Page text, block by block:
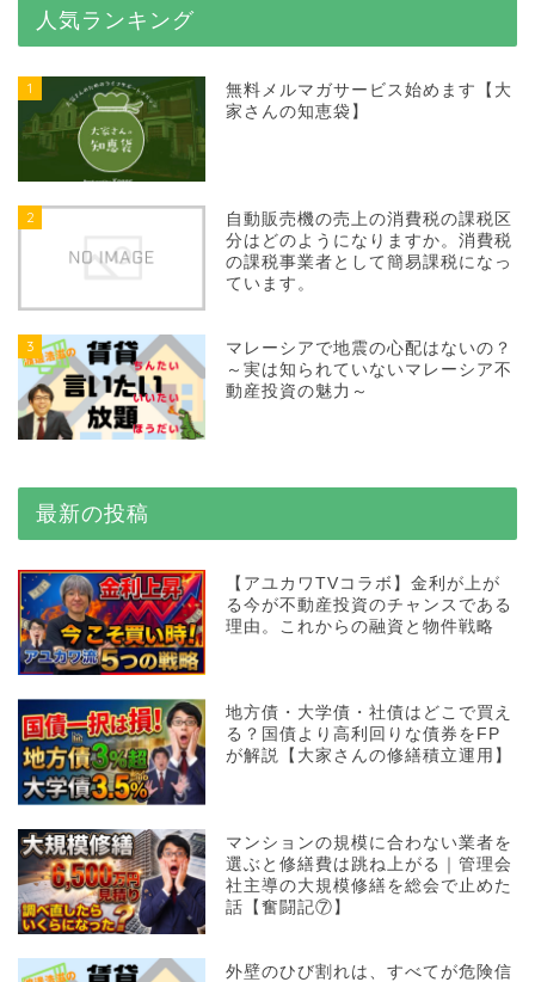
人気ランキング
1
無料メルマガサービス始めます【大
家さんの知恵袋】
2
自動販売機の売上の消費税の課税区
分はどのようになりますか。消費税
の課税事業者として簡易課税になっ
ています。
3
マレーシアで地震の心配はないの？
～実は知られていないマレーシア不
動産投資の魅力～
最新の投稿
【アユカワTVコラボ】金利が上が
る今が不動産投資のチャンスである
理由。これからの融資と物件戦略
地方債・大学債・社債はどこで買え
る？国債より高利回りな債券をFP
が解説【大家さんの修繕積立運用】
マンションの規模に合わない業者を
選ぶと修繕費は跳ね上がる｜管理会
社主導の大規模修繕を総会で止めた
話【奮闘記⑦】
外壁のひび割れは、すべてが危険信